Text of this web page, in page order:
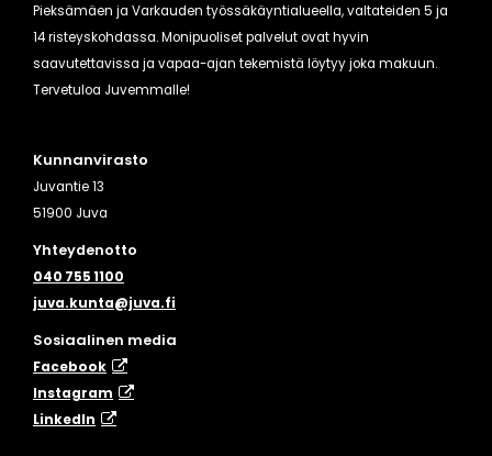
Pieksämäen ja Varkauden työssäkäyntialueella, valtateiden 5 ja
14 risteyskohdassa. Monipuoliset palvelut ovat hyvin
saavutettavissa ja vapaa-ajan tekemistä löytyy joka makuun.
Tervetuloa Juvemmalle!
Kunnanvirasto
Juvantie 13
51900 Juva
Yhteydenotto
040 755 1100
juva.kunta@juva.fi
Sosiaalinen media
Facebook
Instagram
​LinkedIn